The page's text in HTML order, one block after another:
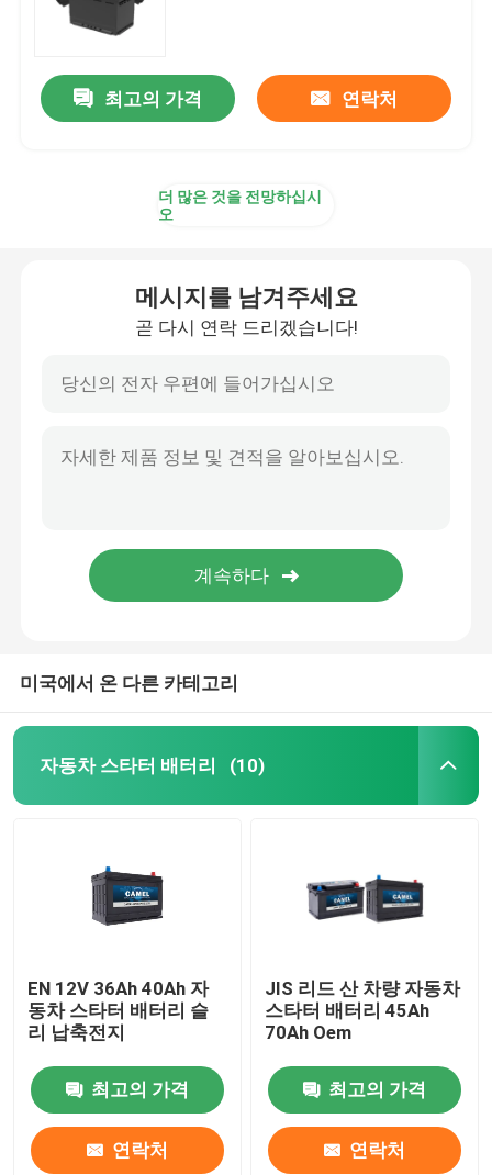
최고의 가격 연락처
더 많은 것을 전망하십시
오
메시지를 남겨주세요
곧 다시 연락 드리겠습니다!
미국에서 온 다른 카테고리
자동차 스타터 배터리 (10)
EN 12V 36Ah 40Ah 자
동차 스타터 배터리 슬
리 납축전지
최고의 가격
연락처
JIS 리드 산 차량 자동차
스타터 배터리 45Ah
70Ah Oem
최고의 가격
연락처